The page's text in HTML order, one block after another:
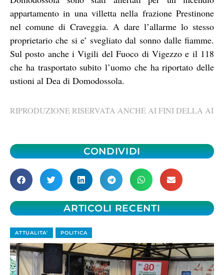
appartamento in una villetta nella frazione Prestinone
nel comune di Craveggia. A dare l’allarme lo stesso
proprietario che si e’ svegliato dal sonno dalle fiamme.
Sul posto anche i Vigili del Fuoco di Vigezzo e il 118
che ha trasportato subito l’uomo che ha riportato delle
ustioni al Dea di Domodossola.
RIPRODUZIONE RISERVATA ANCHE AI FINI DELLA AI
CONDIVIDI
ARTICOLI RECENTI
ATTUALITA' POLITICA